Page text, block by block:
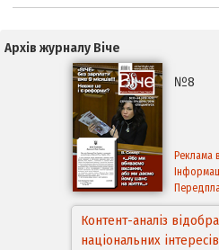
Архів журналу Віче
№8
Реклама
Аспекти правового
відновлення дії